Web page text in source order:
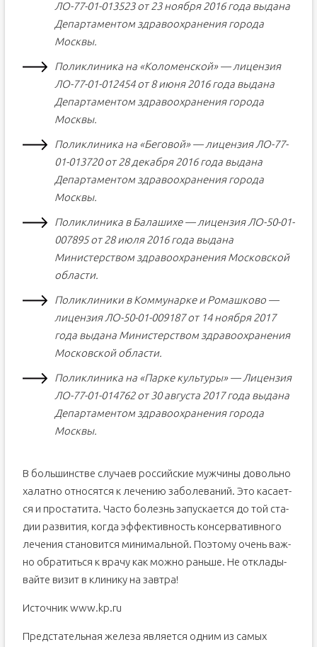
ЛО-77-01-013523 от 23 ноября 2016 года выдана
Департаментом здравоохранения города
Москвы.
Поликлиника на «Коломенской» — лицензия
ЛО-77-01-012454 от 8 июня 2016 года выдана
Департаментом здравоохранения города
Москвы.
Поликлиника на «Беговой» — лицензия ЛО-77-
01-013720 от 28 декабря 2016 года выдана
Департаментом здравоохранения города
Москвы.
Поликлиника в Балашихе — лицензия ЛО-50-01-
007895 от 28 июля 2016 года выдана
Министерством здравоохранения Московской
области.
Поликлиники в Коммунарке и Ромашково —
лицензия ЛО-50-01-009187 от 14 ноября 2017
года выдана Министерством здравоохранения
Московской области.
Поликлиника на «Парке культуры» — Лицензия
ЛО-77-01-014762 от 30 августа 2017 года выдана
Департаментом здравоохранения города
Москвы.
В боль­шинст­ве слу­ча­ев рос­сий­ские муж­чи­ны до­воль­но
ха­лат­но от­но­сят­ся к ле­че­нию за­бо­ле­ва­ний. Это ка­са­ет­
ся и про­ста­ти­та. Час­то бо­лезнь за­пус­ка­ет­ся до той ста­
дии раз­ви­тия, ког­да эф­фек­тив­ность кон­сер­ва­тив­но­го
ле­че­ния ста­но­вит­ся ми­ни­маль­ной. По­это­му очень важ­
но об­ра­тить­ся к вра­чу как мож­но рань­ше. Не от­кла­ды­
вай­те ви­зит в кли­ни­ку на зав­тра!
Источник www.kp.ru
Предстательная железа является одним из самых